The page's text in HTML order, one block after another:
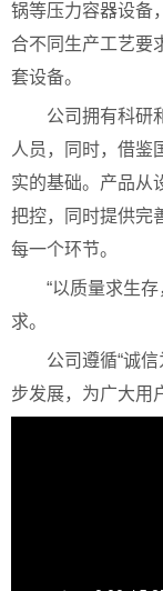
锅等压力容器设备
合不同生产工艺要
套设备。
公司拥有科研
人员，同时，借鉴
实的基础。产品从
把控，同时提供完
每一个环节。
“以质量求生
求。
公司遵循“诚
步发展，为广大用